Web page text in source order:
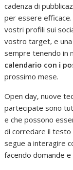
cadenza di
per essere
vostri profili sui
vostro target, e
sempre tenendo in
calendario con i
prossimo mese.
Open day, nuove
partecipate sono
e che possono
di corredare il testo
segue a interagire
facendo domande e